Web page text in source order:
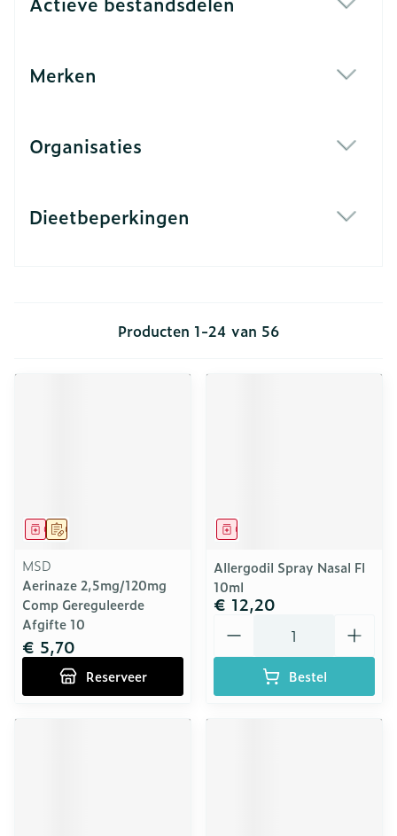
Merken
Organisaties
Dieetbeperkingen
Producten 1-24 van 56
Op voorschrift
Geneesmiddel
MSD
Aerinaze 2,5mg/120mg
Comp Gereguleerde
Afgifte 10
€ 5,70
Reserveer
Geneesmiddel
Allergodil Spray Nasal Fl
10ml
€ 12,20
Bestel